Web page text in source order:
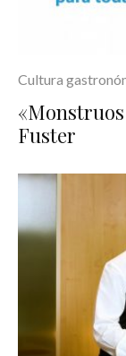
Cultura
Fuster